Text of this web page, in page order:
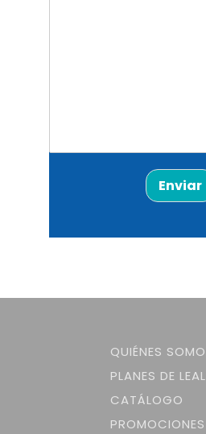
Enviar
QUIÉNES
PLANES DE
CATÁLOGO
PROMOCIONES